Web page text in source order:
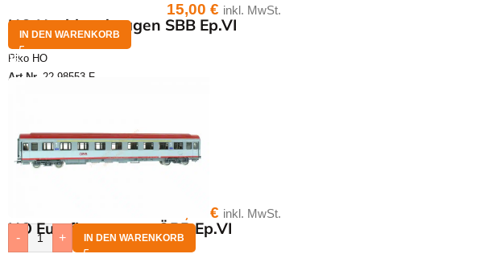
HO Hochbordwagen SBB Ep.VI
Piko HO
Art.Nr. 22-98553-F
15,00€ inkl. MwSt.
IN DEN WARENKORB
HO Eurofimawagen ÖBB Ep.VI
38,00€ inkl. MwSt.
-
+ IN DEN WARENKORB